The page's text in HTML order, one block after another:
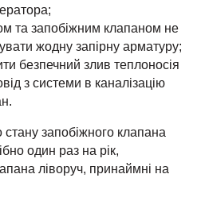
та запобіжним клапаном не
жодну запірну арматуру;
безпечний злив теплоносія
з системи в каналізацію
запобіжного клапана
один раз на рік,
ліворуч, принаймні на